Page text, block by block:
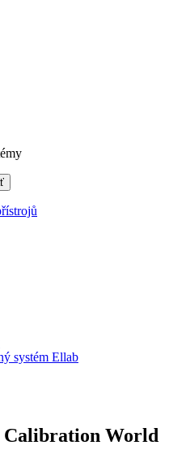
systém Ellab
Calibration World